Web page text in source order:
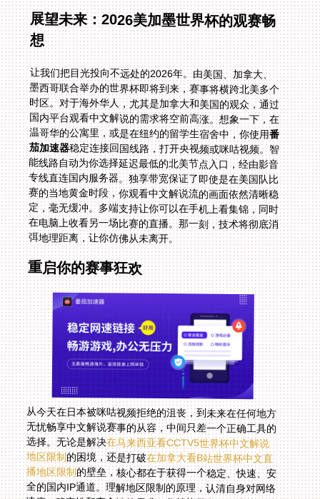
展望未来：2026美加墨世界杯的观赛畅
想
让我们把目光投向不远处的2026年。由美国、加拿大、
墨西哥联合举办的世界杯即将到来，赛事将横跨北美多个
时区。对于海外华人，尤其是加拿大和美国的观众，通过
国内平台观看中文解说的需求将空前高涨。想象一下，在
温哥华的公寓里，或是在纽约的留学生宿舍中，你使用番
茄加速器稳定连接回国线路，打开央视频或咪咕视频。智
能线路自动为你选择延迟最低的北美节点入口，经由影音
专线直连国内服务器。独享带宽保证了即使是在美国队比
赛的当地黄金时段，你观看中文解说流的画面依然清晰稳
定，毫无缓冲。多端支持让你可以在手机上看集锦，同时
在电脑上收看另一场比赛的直播。那一刻，技术将彻底消
弭地理距离，让你仿佛从未离开。
重启你的赛事狂欢
从今天在日本被咪咕视频拒绝的沮丧，到未来在任何地方
无忧畅享中文解说赛事的从容，中间只差一个正确工具的
选择。无论是解决在马来西亚看CCTV5世界杯中文解说
地区限制的困境，还是打破在加拿大看B站世界杯中文直
播地区限制的壁垒，核心都在于获得一个稳定、快速、安
全的国内IP通道。理解地区限制的原理，认清自身对网络
速度、稳定性和安全性的需求，你就能做出明智决策。希
望这篇指南能帮助你扫清障碍，重新拥抱那份与同胞同频
共振的赛事激情与快乐。在海外怎么看欧洲杯、NBA，将
不再是一个令人头疼的问题，而是一段轻松愉悦体验的开